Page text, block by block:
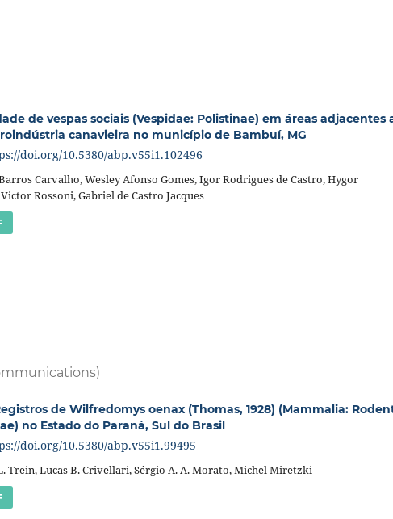
de vespas sociais (Vespidae: Polistinae) em áreas adjacentes
canavieira no município de Bambuí, MG
doi.org/10.5380/abp.v55i1.102496
Carvalho, Wesley Afonso Gomes, Igor Rodrigues de Castro, Hygor
Rossoni, Gabriel de Castro Jacques
de Wilfredomys oenax (Thomas, 1928) (Mammalia:
no Estado do Paraná, Sul do Brasil
doi.org/10.5380/abp.v55i1.99495
Trein, Lucas B. Crivellari, Sérgio A. A. Morato, Michel Miretzki